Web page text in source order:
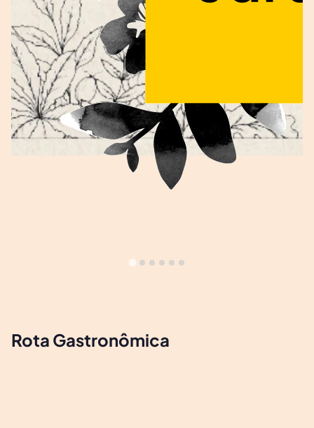
Rota Gastronômica